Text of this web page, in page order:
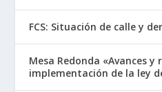
FCS: Situación de calle y
Mesa Redonda «Avances y
implementación de la ley